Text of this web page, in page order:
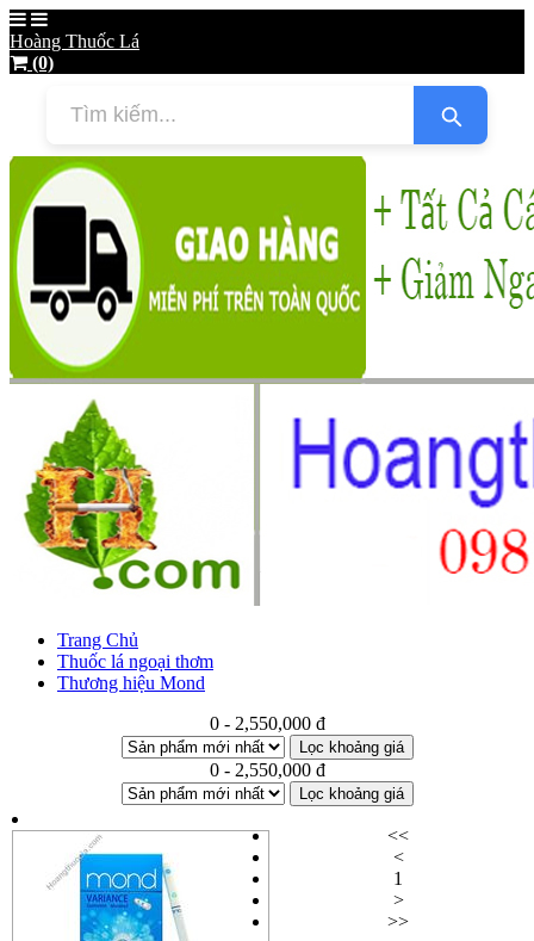
Hoàng Thuốc Lá
(0)
Trang Chủ
Thuốc lá ngoại thơm
Thương hiệu Mond
0 - 2,550,000 đ
Lọc khoảng giá
0 - 2,550,000 đ
Lọc khoảng giá
<<
<
1
>
>>